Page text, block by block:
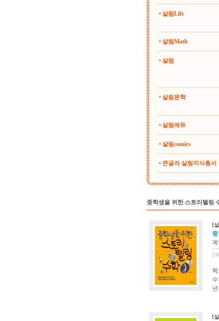
• 살림Life
• 살림Math
• 살림
• 살림문학
• 살림에듀
• 살림comics
• 큰글자 살림지식총서
중학생을 위한 스토리텔링
[
계
[